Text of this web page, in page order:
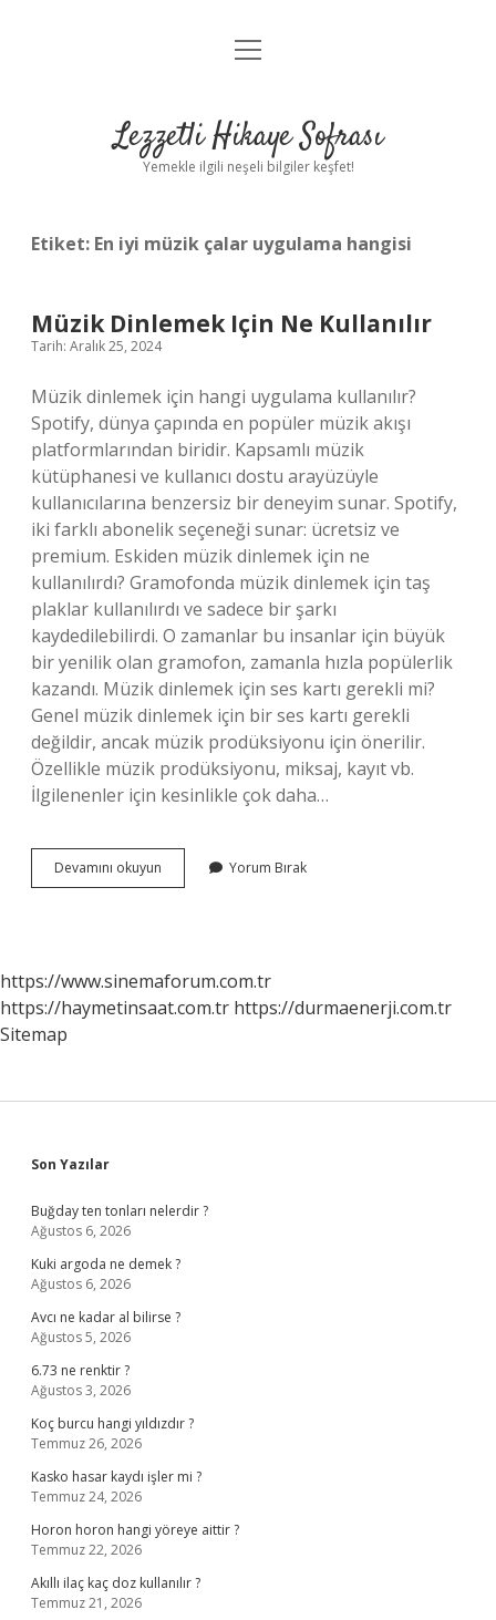
Anasayfa
Yasal Uyarı
menüyü
Lezzetli Hikaye Sofrası
Yemekle ilgili neşeli bilgiler keşfet!
Etiket: En iyi müzik çalar uygulama hangisi
Müzik Dinlemek Için Ne Kullanılır
Tarih: Aralık 25, 2024
Müzik dinlemek için hangi uygulama kullanılır?
Spotify, dünya çapında en popüler müzik akışı
platformlarından biridir. Kapsamlı müzik
kütüphanesi ve kullanıcı dostu arayüzüyle
kullanıcılarına benzersiz bir deneyim sunar. Spotify,
iki farklı abonelik seçeneği sunar: ücretsiz ve
premium. Eskiden müzik dinlemek için ne
kullanılırdı? Gramofonda müzik dinlemek için taş
plaklar kullanılırdı ve sadece bir şarkı
kaydedilebilirdi. O zamanlar bu insanlar için büyük
bir yenilik olan gramofon, zamanla hızla popülerlik
kazandı. Müzik dinlemek için ses kartı gerekli mi?
Genel müzik dinlemek için bir ses kartı gerekli
değildir, ancak müzik prodüksiyonu için önerilir.
Özellikle müzik prodüksiyonu, miksaj, kayıt vb.
İlgilenenler için kesinlikle çok daha…
Devamını okuyun
Dinlemek
Yorum Bırak
https://www.sinemaforum.com.tr
https://haymetinsaat.com.tr https://durmaenerji.com.tr
Sitemap
Sidebar
Son Yazılar
Buğday ten tonları nelerdir ?
Ağustos 6, 2026
Kuki argoda ne demek ?
Ağustos 6, 2026
Avcı ne kadar al bilirse ?
Ağustos 5, 2026
6.73 ne renktir ?
Ağustos 3, 2026
Koç burcu hangi yıldızdır ?
Temmuz 26, 2026
Kasko hasar kaydı işler mi ?
Temmuz 24, 2026
Horon horon hangi yöreye aittir ?
Temmuz 22, 2026
Akıllı ilaç kaç doz kullanılır ?
Temmuz 21, 2026